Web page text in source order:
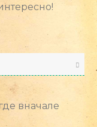
вначале